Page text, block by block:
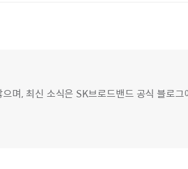
며, 최신 소식은 SK브로드밴드 공식 블로그